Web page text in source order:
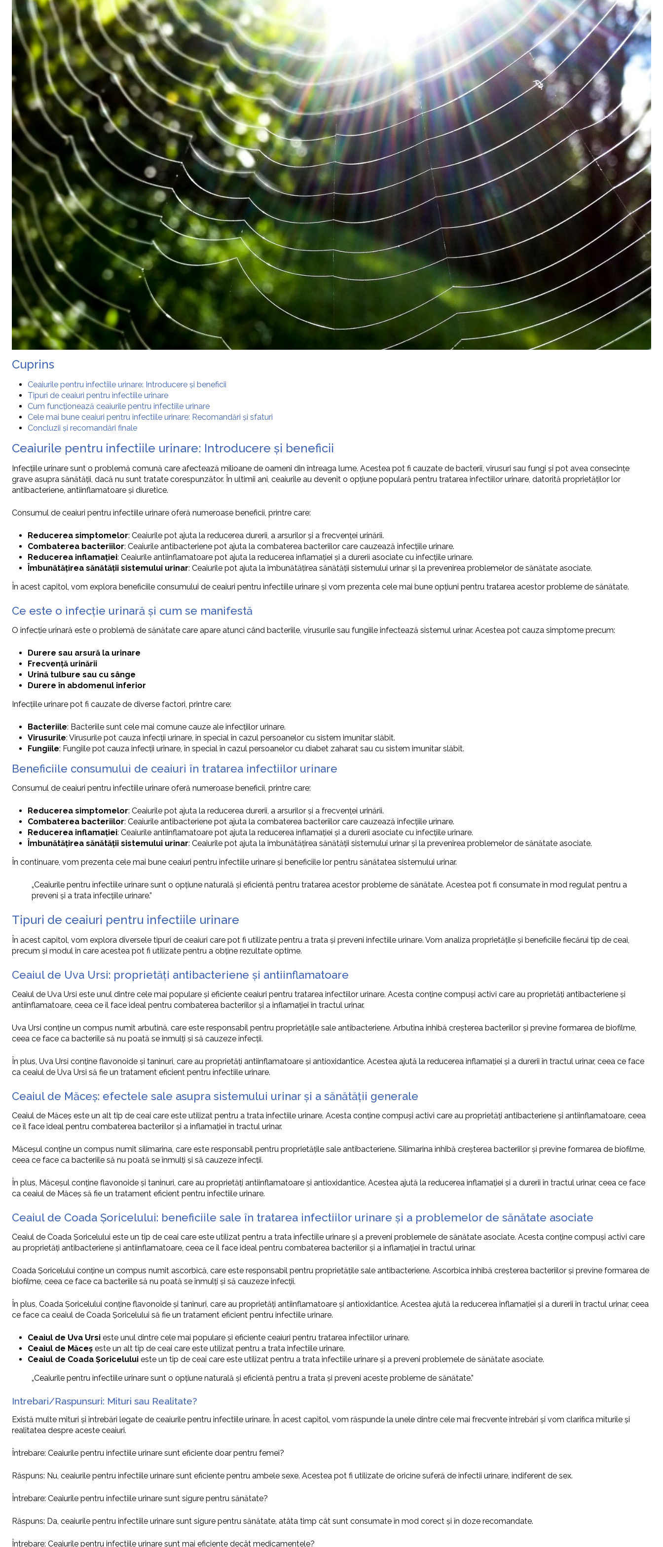
Cuprins
Ceaiurile pentru infectiile urinare: Introducere și beneficii
Tipuri de ceaiuri pentru infectiile urinare
Cum funcționează ceaiurile pentru infectiile urinare
Cele mai bune ceaiuri pentru infectiile urinare: Recomandări și sfaturi
Concluzii și recomandări finale
Ceaiurile pentru infectiile urinare: Introducere și beneficii
Infecțiile urinare sunt o problemă comună care afectează milioane de oameni din întreaga lume. Acestea pot fi cauzate de bacterii, virusuri sau fungi și pot avea consecințe
grave asupra sănătății, dacă nu sunt tratate corespunzător. În ultimii ani, ceaiurile au devenit o opțiune populară pentru tratarea infectiilor urinare, datorită proprietăților lor
antibacteriene, antiinflamatoare și diuretice.
Consumul de ceaiuri pentru infectiile urinare oferă numeroase beneficii, printre care:
Reducerea simptomelor: Ceaiurile pot ajuta la reducerea durerii, a arsurilor și a frecvenței urinării.
Combaterea bacteriilor: Ceaiurile antibacteriene pot ajuta la combaterea bacteriilor care cauzează infecțiile urinare.
Reducerea inflamației: Ceaiurile antiinflamatoare pot ajuta la reducerea inflamației și a durerii asociate cu infecțiile urinare.
Îmbunătățirea sănătății sistemului urinar: Ceaiurile pot ajuta la îmbunătățirea sănătății sistemului urinar și la prevenirea problemelor de sănătate asociate.
În acest capitol, vom explora beneficiile consumului de ceaiuri pentru infectiile urinare și vom prezenta cele mai bune opțiuni pentru tratarea acestor probleme de sănătate.
Ce este o infecție urinară și cum se manifestă
O infecție urinară este o problemă de sănătate care apare atunci când bacteriile, virusurile sau fungiile infectează sistemul urinar. Acestea pot cauza simptome precum:
Durere sau arsură la urinare
Frecvență urinării
Urină tulbure sau cu sânge
Durere în abdomenul inferior
Infecțiile urinare pot fi cauzate de diverse factori, printre care:
Bacteriile: Bacteriile sunt cele mai comune cauze ale infecțiilor urinare.
Virusurile: Virusurile pot cauza infecții urinare, în special în cazul persoanelor cu sistem imunitar slăbit.
Fungiile: Fungiile pot cauza infecții urinare, în special în cazul persoanelor cu diabet zaharat sau cu sistem imunitar slăbit.
Beneficiile consumului de ceaiuri în tratarea infectiilor urinare
Consumul de ceaiuri pentru infectiile urinare oferă numeroase beneficii, printre care:
Reducerea simptomelor: Ceaiurile pot ajuta la reducerea durerii, a arsurilor și a frecvenței urinării.
Combaterea bacteriilor: Ceaiurile antibacteriene pot ajuta la combaterea bacteriilor care cauzează infecțiile urinare.
Reducerea inflamației: Ceaiurile antiinflamatoare pot ajuta la reducerea inflamației și a durerii asociate cu infecțiile urinare.
Îmbunătățirea sănătății sistemului urinar: Ceaiurile pot ajuta la îmbunătățirea sănătății sistemului urinar și la prevenirea problemelor de sănătate asociate.
În continuare, vom prezenta cele mai bune ceaiuri pentru infectiile urinare și beneficiile lor pentru sănătatea sistemului urinar.
„Ceaiurile pentru infectiile urinare sunt o opțiune naturală și eficientă pentru tratarea acestor probleme de sănătate. Acestea pot fi consumate în mod regulat pentru a
preveni și a trata infecțiile urinare.”
Tipuri de ceaiuri pentru infectiile urinare
În acest capitol, vom explora diversele tipuri de ceaiuri care pot fi utilizate pentru a trata și preveni infectiile urinare. Vom analiza proprietățile și beneficiile fiecărui tip de ceai,
precum și modul în care acestea pot fi utilizate pentru a obține rezultate optime.
Ceaiul de Uva Ursi: proprietăți antibacteriene și antiinflamatoare
Ceaiul de Uva Ursi este unul dintre cele mai populare și eficiente ceaiuri pentru tratarea infectiilor urinare. Acesta conține compuși activi care au proprietăți antibacteriene și
antiinflamatoare, ceea ce îl face ideal pentru combaterea bacteriilor și a inflamației în tractul urinar.
Uva Ursi conține un compus numit arbutină, care este responsabil pentru proprietățile sale antibacteriene. Arbutina inhibă creșterea bacteriilor și previne formarea de biofilme,
ceea ce face ca bacteriile să nu poată se înmulți și să cauzeze infecții.
În plus, Uva Ursi conține flavonoide și taninuri, care au proprietăți antiinflamatoare și antioxidantice. Acestea ajută la reducerea inflamației și a durerii în tractul urinar, ceea ce face
ca ceaiul de Uva Ursi să fie un tratament eficient pentru infectiile urinare.
Ceaiul de Măceș: efectele sale asupra sistemului urinar și a sănătății generale
Ceaiul de Măceș este un alt tip de ceai care este utilizat pentru a trata infectiile urinare. Acesta conține compuși activi care au proprietăți antibacteriene și antiinflamatoare, ceea
ce îl face ideal pentru combaterea bacteriilor și a inflamației în tractul urinar.
Măceșul conține un compus numit silimarina, care este responsabil pentru proprietățile sale antibacteriene. Silimarina inhibă creșterea bacteriilor și previne formarea de biofilme,
ceea ce face ca bacteriile să nu poată se înmulți și să cauzeze infecții.
În plus, Măceșul conține flavonoide și taninuri, care au proprietăți antiinflamatoare și antioxidantice. Acestea ajută la reducerea inflamației și a durerii în tractul urinar, ceea ce face
ca ceaiul de Măceș să fie un tratament eficient pentru infectiile urinare.
Ceaiul de Coada Șoricelului: beneficiile sale în tratarea infectiilor urinare și a problemelor de sănătate asociate
Ceaiul de Coada Șoricelului este un tip de ceai care este utilizat pentru a trata infectiile urinare și a preveni problemele de sănătate asociate. Acesta conține compuși activi care
au proprietăți antibacteriene și antiinflamatoare, ceea ce îl face ideal pentru combaterea bacteriilor și a inflamației în tractul urinar.
Coada Șoricelului conține un compus numit ascorbică, care este responsabil pentru proprietățile sale antibacteriene. Ascorbica inhibă creșterea bacteriilor și previne formarea de
biofilme, ceea ce face ca bacteriile să nu poată se înmulți și să cauzeze infecții.
În plus, Coada Șoricelului conține flavonoide și taninuri, care au proprietăți antiinflamatoare și antioxidantice. Acestea ajută la reducerea inflamației și a durerii în tractul urinar, ceea
ce face ca ceaiul de Coada Șoricelului să fie un tratament eficient pentru infectiile urinare.
Ceaiul de Uva Ursi este unul dintre cele mai populare și eficiente ceaiuri pentru tratarea infectiilor urinare.
Ceaiul de Măceș este un alt tip de ceai care este utilizat pentru a trata infectiile urinare.
Ceaiul de Coada Șoricelului este un tip de ceai care este utilizat pentru a trata infectiile urinare și a preveni problemele de sănătate asociate.
„Ceaiurile pentru infectiile urinare sunt o opțiune naturală și eficientă pentru a trata și preveni aceste probleme de sănătate.”
Intrebari/Raspunsuri: Mituri sau Realitate?
Există multe mituri și întrebări legate de ceaiurile pentru infectiile urinare. În acest capitol, vom răspunde la unele dintre cele mai frecvente întrebări și vom clarifica miturile și
realitatea despre aceste ceaiuri.
Întrebare: Ceaiurile pentru infectiile urinare sunt eficiente doar pentru femei?
Răspuns: Nu, ceaiurile pentru infectiile urinare sunt eficiente pentru ambele sexe. Acestea pot fi utilizate de oricine suferă de infectii urinare, indiferent de sex.
Întrebare: Ceaiurile pentru infectiile urinare sunt sigure pentru sănătate?
Răspuns: Da, ceaiurile pentru infectiile urinare sunt sigure pentru sănătate, atâta timp cât sunt consumate în mod corect și în doze recomandate.
Întrebare: Ceaiurile pentru infectiile urinare sunt mai eficiente decât medicamentele?